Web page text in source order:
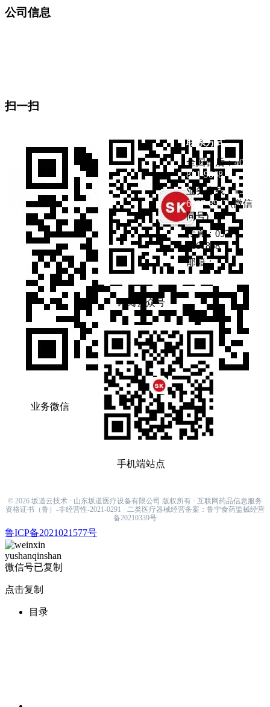
公司信息
扫一扫
业务微信
订阅公众号
手机端站点
联系方式
全国售后：400-
811-9868
业务专线：133-
6537-8947(微信
同号)
传真：0537-
4661868
邮箱：
© 2026 坂道云技术 · 山东坂道医疗设备有限公司 版权所有 · 互联网药品信息服务
资格证书（鲁）-非经营性-2021-0291 · 二类医疗器械经营备案：鲁宁食药监械经营
备20210339号
鲁ICP备2021021577号
yushanqinshan
微信号已复制
点击复制
目录